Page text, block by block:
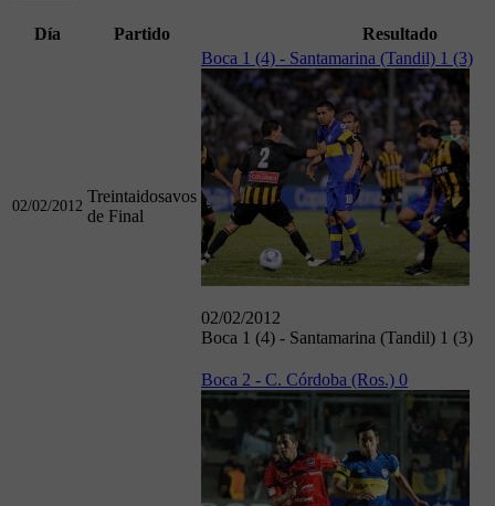
Día Partido Resultado
02/02/2012
Treintaidosavos
de Final
Boca 1 (4) - Santamarina (Tandil) 1 (3)
02/02/2012
Boca 1 (4) - Santamarina (Tandil) 1 (3)
Boca 2 - C. Córdoba (Ros.) 0